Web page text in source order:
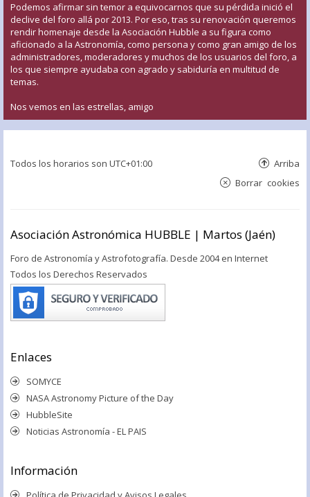
Podemos afirmar sin temor a equivocarnos que su pérdida inició el
declive del foro allá por 2013. Por eso, tras su renovación queremos
rendir homenaje desde la Asociación Hubble a su figura como
aficionado a la Astronomía, como persona y como gran amigo de los
administradores, moderadores y muchos de los usuarios del foro, a
los que siempre ayudaba con agrado y sabiduría en multitud de
temas.
Nos vemos en las estrellas, amigo
Todos los horarios son UTC+01:00 Arriba
Borrar cookies
Asociación Astronómica HUBBLE | Martos (Jaén)
Foro de Astronomía y Astrofotografía. Desde 2004 en Internet
Todos los Derechos Reservados
Enlaces
SOMYCE
NASA Astronomy Picture of the Day
HubbleSite
Noticias Astronomía - EL PAIS
Información